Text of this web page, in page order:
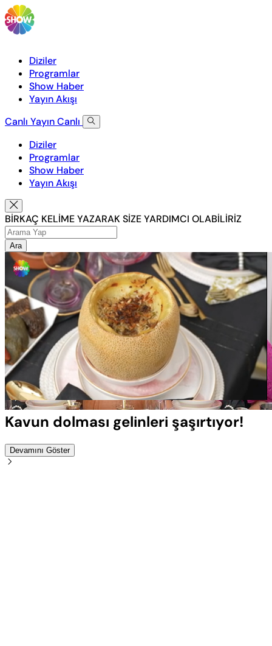
Diziler
Programlar
Show Haber
Yayın Akışı
Canlı YayınCanlı
Diziler
Programlar
Show Haber
Yayın Akışı
BİRKAÇ KELİME YAZARAK SİZE YARDIMCI OLABİLİRİZ
Ara
Sesi
Aç
Yüklendi
100.00%
Oynatma
Hızı
Kavun dolması gelinleri şaşırtıyor!
Devamını Göster